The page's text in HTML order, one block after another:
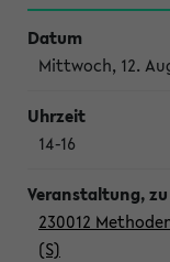
Mittwoch, 12.
14-16
230012
(S)